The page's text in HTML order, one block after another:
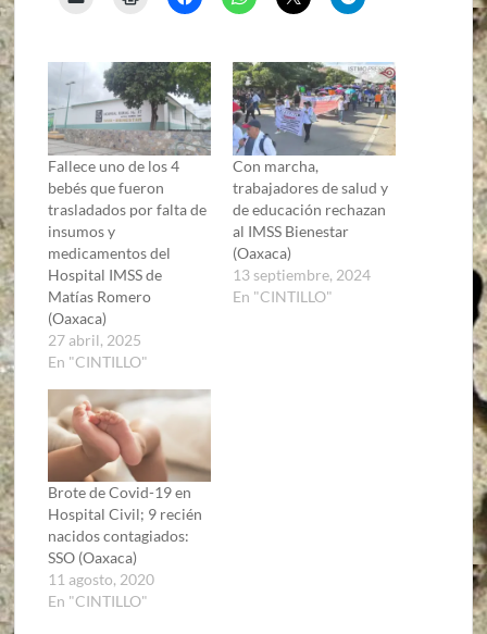
Fallece uno de los 4
bebés que fueron
trasladados por falta de
insumos y
medicamentos del
Hospital IMSS de
Matías Romero
(Oaxaca)
27 abril, 2025
En "CINTILLO"
Con marcha,
trabajadores de salud y
de educación rechazan
al IMSS Bienestar
(Oaxaca)
13 septiembre, 2024
En "CINTILLO"
Brote de Covid-19 en
Hospital Civil; 9 recién
nacidos contagiados:
SSO (Oaxaca)
11 agosto, 2020
En "CINTILLO"